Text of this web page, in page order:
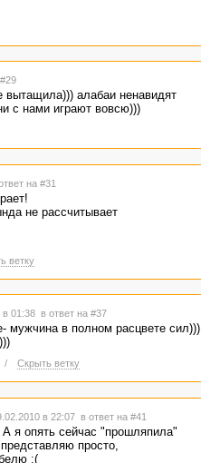
вытащила))) алабаи ненавидят
с нами играют вовсю)))
на #31
не рассчитывает
ветку
01:38 в ответ на #37
мужчина в полном расцвете сил)))
/ Скрыть ветку
в 22:07 в ответ на #41
я опять сейчас "прошляпила"
просто,
:(